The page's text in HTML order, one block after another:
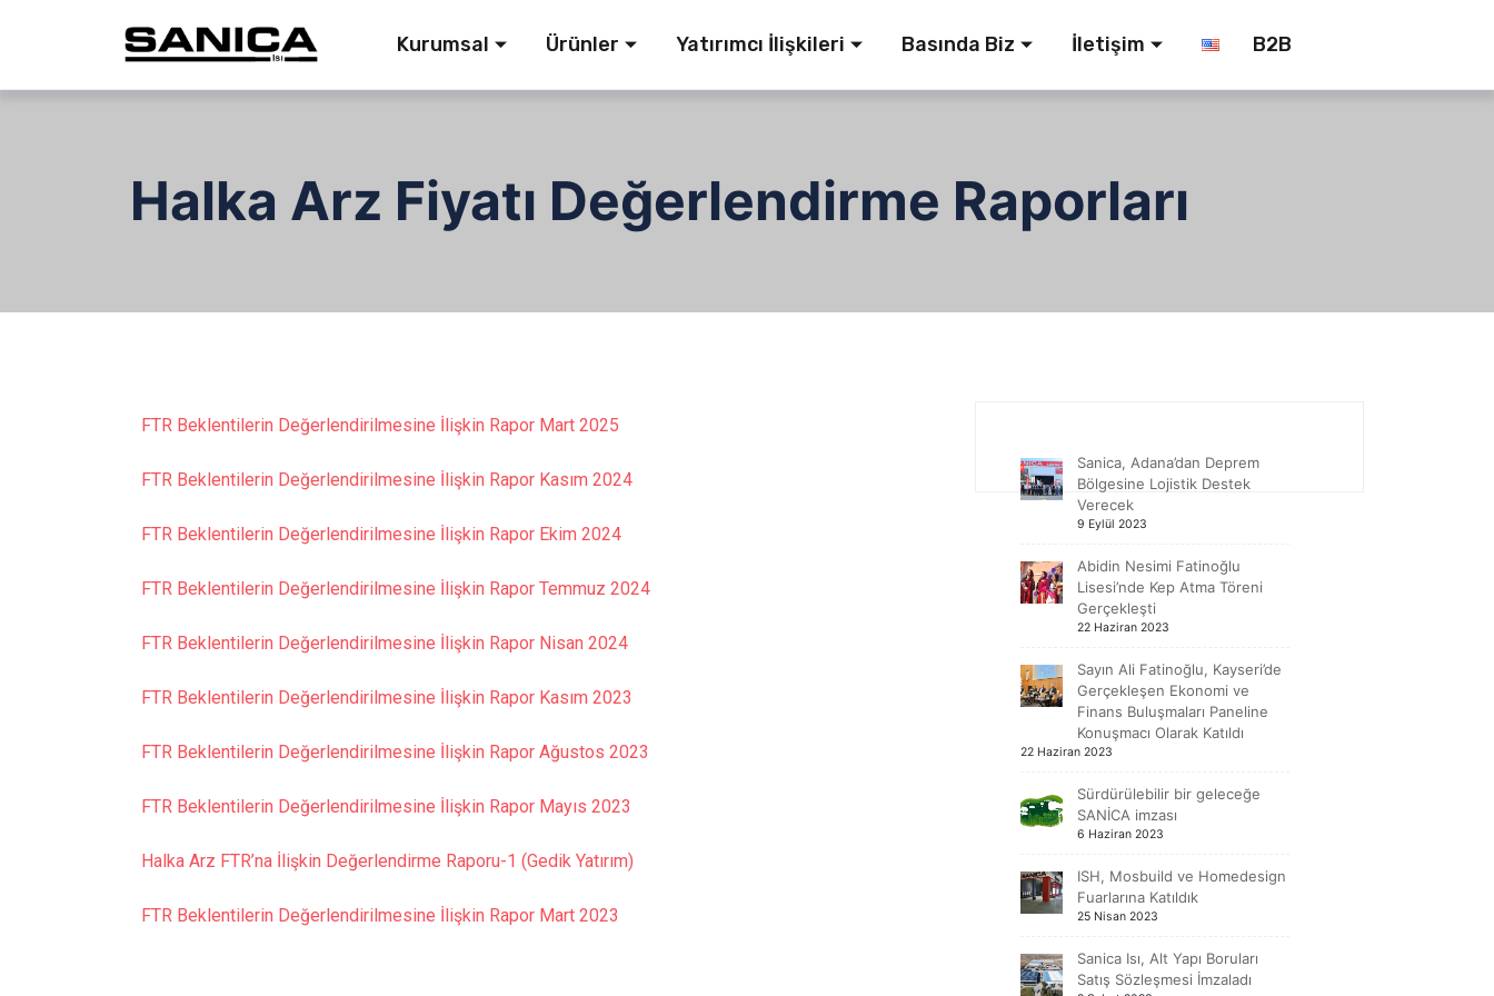
Kurumsal Ürünler Yatırımcı İlişkileri Basında Biz İletişim B2B
Halka Arz Fiyatı Değerlendirme Raporları
FTR Beklentilerin Değerlendirilmesine İlişkin Rapor Mart 2025
FTR Beklentilerin Değerlendirilmesine İlişkin Rapor Kasım 2024
FTR Beklentilerin Değerlendirilmesine İlişkin Rapor Ekim 2024
FTR Beklentilerin Değerlendirilmesine İlişkin Rapor Temmuz 2024
FTR Beklentilerin Değerlendirilmesine İlişkin Rapor Nisan 2024
FTR Beklentilerin Değerlendirilmesine İlişkin Rapor Kasım 2023
FTR Beklentilerin Değerlendirilmesine İlişkin Rapor Ağustos 2023
FTR Beklentilerin Değerlendirilmesine İlişkin Rapor Mayıs 2023
Halka Arz FTR’na İlişkin Değerlendirme Raporu-1 (Gedik Yatırım)
FTR Beklentilerin Değerlendirilmesine İlişkin Rapor Mart 2023
Sanica, Adana’dan Deprem
Bölgesine Lojistik Destek
Verecek
9 Eylül 2023
Abidin Nesimi Fatinoğlu
Lisesi’nde Kep Atma Töreni
Gerçekleşti
22 Haziran 2023
Sayın Ali Fatinoğlu, Kayseri’de
Gerçekleşen Ekonomi ve
Finans Buluşmaları Paneline
Konuşmacı Olarak Katıldı
22 Haziran 2023
Sürdürülebilir bir geleceğe
SANİCA imzası
6 Haziran 2023
ISH, Mosbuild ve Homedesign
Fuarlarına Katıldık
25 Nisan 2023
Sanica Isı, Alt Yapı Boruları
Satış Sözleşmesi İmzaladı